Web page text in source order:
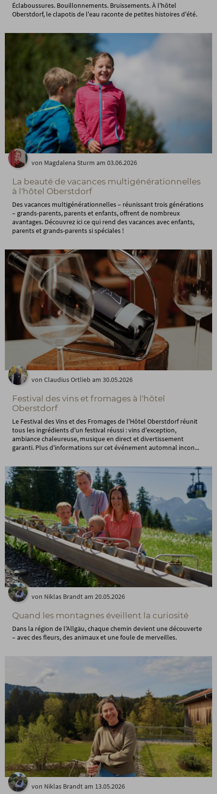
Éclaboussures. Bouillonnements. Bruissements. À l'hôtel
Oberstdorf, le clapotis de l'eau raconte de petites histoires d'été.
von Magdalena Sturm am 03.06.2026
La beauté de vacances multigénérationnelles
à l'hôtel Oberstdorf
Des vacances multigénérationnelles – réunissant trois générations
– grands-parents, parents et enfants, offrent de nombreux
avantages. Découvrez ici ce qui rend des vacances avec enfants,
parents et grands-parents si spéciales !
von Claudius Ortlieb am 30.05.2026
Festival des vins et fromages à l'hôtel
Oberstdorf
Le Festival des Vins et des Fromages de l'Hôtel Oberstdorf réunit
tous les ingrédients d'un festival réussi : vins d'exception,
ambiance chaleureuse, musique en direct et divertissement
garanti. Plus d'informations sur cet événement automnal incon...
von Niklas Brandt am 20.05.2026
Quand les montagnes éveillent la curiosité
Dans la région de l'Allgäu, chaque chemin devient une découverte
– avec des fleurs, des animaux et une foule de merveilles.
von Niklas Brandt am 13.05.2026